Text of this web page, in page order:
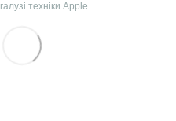
техніки Apple.